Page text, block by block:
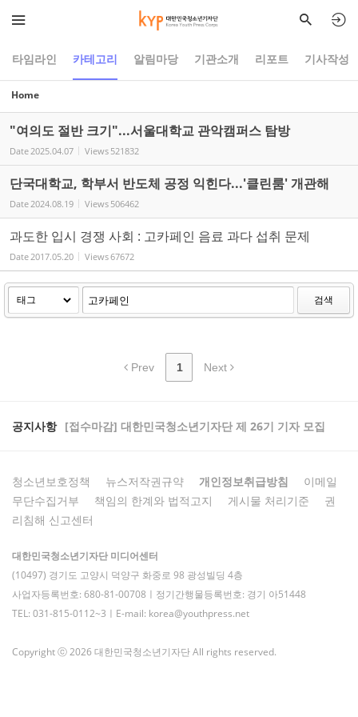
타임라인 카테고리 알림마당 기관소개 리포트 기사작성
Home
"여의도 절반 크기"...서울대학교 관악캠퍼스 탐방
Date2025.04.07 Views 521832
단국대학교, 학부서 반도체 공정 익힌다...'클린룸' 개관해
Date2024.08.19 Views 506462
과도한 입시 경쟁 사회 : 고카페인 음료 과다 섭취 문제
Date2017.05.20 Views67672
검색
Prev 1 Next
공지사항 [접수마감] 대한민국청소년기자단 제 26기 기자 모집
청소년보호정책 뉴스저작권규약 개인정보취급방침
이메일
무단수집거부
책임의 한계와 법적고지 게시물 처리기준
권
리침해 신고센터
대한민국청소년기자단 미디어센터
(10497) 경기도 고양시 덕양구 화중로 98 광성빌딩 4층
사업자등록번호: 680-81-00708ㅣ정기간행물등록번호: 경기 아51448
TEL: 031-815-0112~3ㅣE-mail: korea@youthpress.net
Copyright ⓒ 2026 대한민국청소년기자단 All rights reserved.
Sketchbook5, 스케치북5